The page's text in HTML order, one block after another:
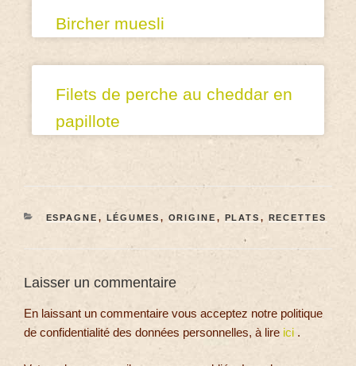
Bircher muesli
Filets de perche au cheddar en
papillote
ESPAGNE , LÉGUMES , ORIGINE , PLATS , RECETTES
Laisser un commentaire
En laissant un commentaire vous acceptez notre politique
de confidentialité des données personnelles, à lire ici .